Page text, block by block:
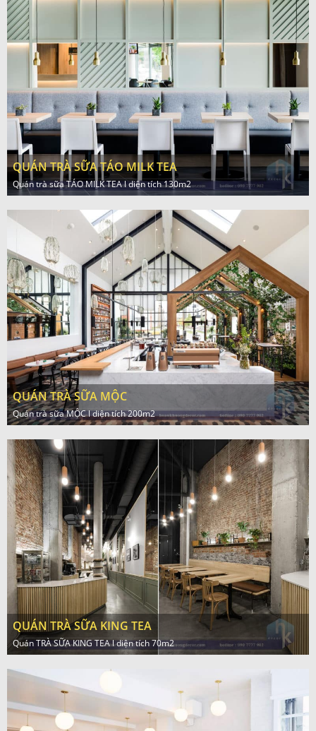
QUÁN TRÀ SỮA TÁO MILK TEA
Quán trà sữa TÁO MILK TEA l diện tích 130m2
QUÁN TRÀ SỮA MỘC
Quán trà sữa MỘC l diện tích 200m2
QUÁN TRÀ SỮA KING TEA
Quán TRÀ SỮA KING TEA l diện tích 70m2